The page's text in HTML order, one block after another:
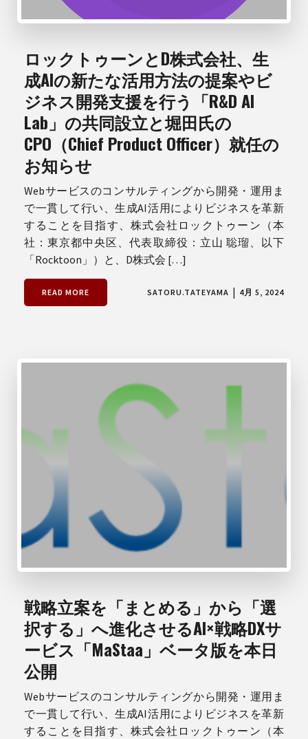
ロックトゥーンとD株式会社、生
成AIの新たな活用方法の提案やビ
ジネス開発支援を行う「R&D AI
Lab」の共同設立と堀田氏の
CPO（Chief Product Officer）就任の
お知らせ
Webサービスのコンサルティングから開発・運用ま
で一貫して行い、生成AI活用によりビジネスを革新
することを目指す、株式会社ロックトゥーン（本
社：東京都中央区、代表取締役：立山 聡瑠、以下
「Rocktoon」）と、D株式会 […]
READ MORE SATORU.TATEYAMA | 4月 5, 2024
戦略立案を「まとめる」から「選
択する」へ進化させるAI×戦略DXサ
ービス「MaStaa」ベータ版を本日
公開
Webサービスのコンサルティングから開発・運用ま
で一貫して行い、生成AI活用によりビジネスを革新
することを目指す、株式会社ロックトゥーン（本